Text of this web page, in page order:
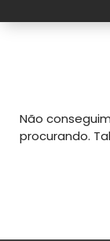
Não
procurando.